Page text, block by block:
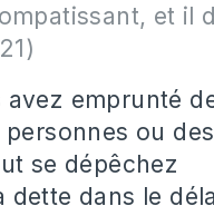
et il
avez emprunté
personnes ou des
se dépêchez
dette dans le